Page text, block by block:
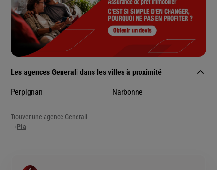
Les agences Generali dans les villes à proximité
Perpignan Narbonne
Trouver une agence Generali
Pia